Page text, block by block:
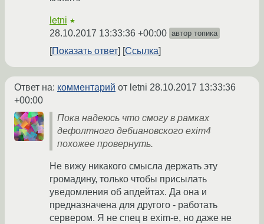
letni ★
28.10.2017 13:33:36 +00:00 автор топика
Показать ответ Ссылка
Ответ на: комментарий от letni 28.10.2017 13:33:36
+00:00
Пока надеюсь что смогу в рамках
дефолтного дебиановского exim4
похожее провернуть.
Не вижу никакого смысла держать эту
громадину, только чтобы присылать
уведомления об апдейтах. Да она и
предназначена для другого - работать
сервером. Я не спец в exim-е, но даже не